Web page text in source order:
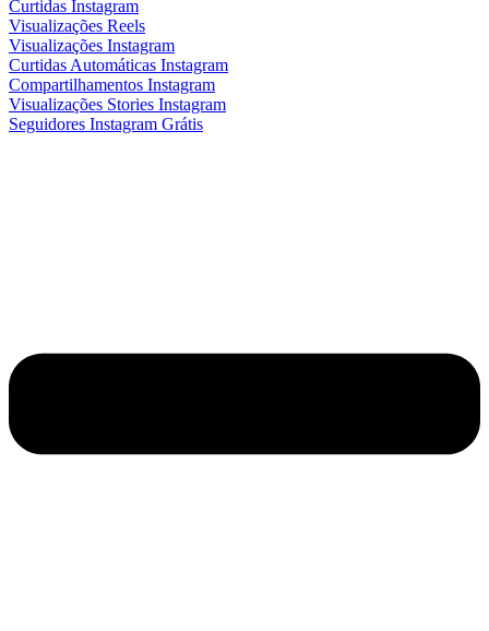
Curtidas Instagram
Visualizações Reels
Visualizações Instagram
Curtidas Automáticas Instagram
Compartilhamentos Instagram
Visualizações Stories Instagram
Seguidores Instagram Grátis